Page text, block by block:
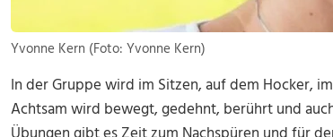
Yvonne Kern (Foto: Yvonne Kern)
In der Gruppe wird im Sitzen, auf dem Hocker,
Achtsam wird bewegt, gedehnt, berührt und